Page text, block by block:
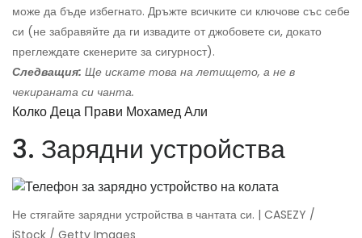
може да бъде избегнато. Дръжте всичките си ключове със себе
си (не забравяйте да ги извадите от джобовете си, докато
преглеждате скенерите за сигурност).
Следващия: Ще искате това на летището, а не в
чекираната си чанта.
Колко Деца Прави Мохамед Али
3. Зарядни устройства
Не стягайте зарядни устройства в чантата си. | CASEZY /
iStock / Getty Images